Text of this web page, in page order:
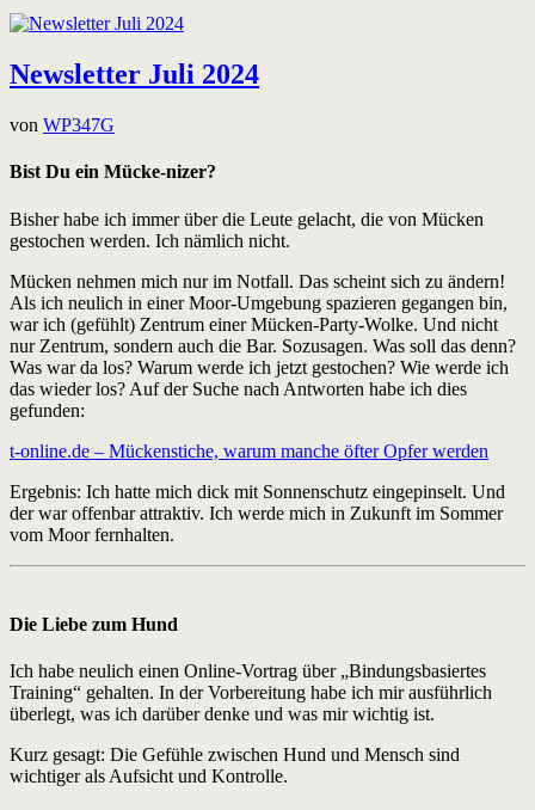
Newsletter Juli 2024
von WP347G
Bist Du ein Mücke-nizer?
Bisher habe ich immer über die Leute gelacht, die von Mücken
gestochen werden. Ich nämlich nicht.
Mücken nehmen mich nur im Notfall. Das scheint sich zu ändern!
Als ich neulich in einer Moor-Umgebung spazieren gegangen bin,
war ich (gefühlt) Zentrum einer Mücken-Party-Wolke. Und nicht
nur Zentrum, sondern auch die Bar. Sozusagen. Was soll das denn?
Was war da los? Warum werde ich jetzt gestochen? Wie werde ich
das wieder los? Auf der Suche nach Antworten habe ich dies
gefunden:
t-online.de – Mückenstiche, warum manche öfter Opfer werden
Ergebnis: Ich hatte mich dick mit Sonnenschutz eingepinselt. Und
der war offenbar attraktiv. Ich werde mich in Zukunft im Sommer
vom Moor fernhalten.
Die Liebe zum Hund
Ich habe neulich einen Online-Vortrag über „Bindungsbasiertes
Training“ gehalten. In der Vorbereitung habe ich mir ausführlich
überlegt, was ich darüber denke und was mir wichtig ist.
Kurz gesagt: Die Gefühle zwischen Hund und Mensch sind
wichtiger als Aufsicht und Kontrolle.